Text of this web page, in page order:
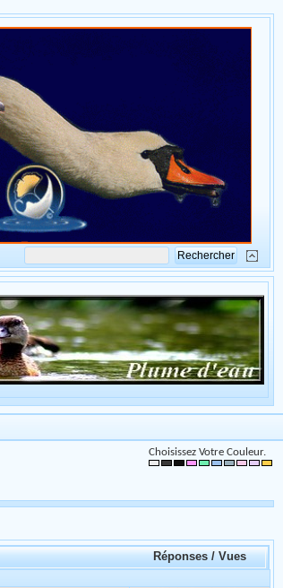
Choisissez Votre Couleur.
Réponses/Vues